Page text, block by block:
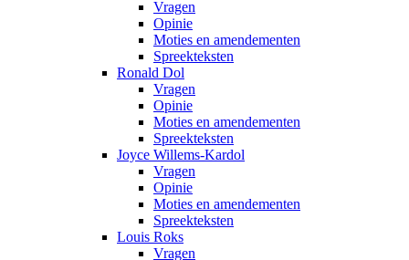
Vragen
Opinie
Moties en amendementen
Spreekteksten
Ronald Dol
Vragen
Opinie
Moties en amendementen
Spreekteksten
Joyce Willems-Kardol
Vragen
Opinie
Moties en amendementen
Spreekteksten
Louis Roks
Vragen